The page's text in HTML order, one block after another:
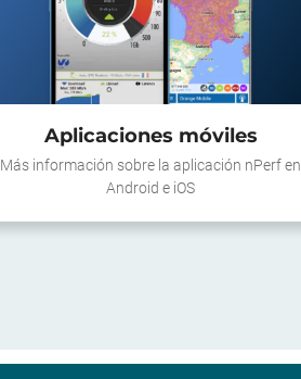
Aplicaciones móviles
Más información sobre la aplicación nPerf en
Android e iOS